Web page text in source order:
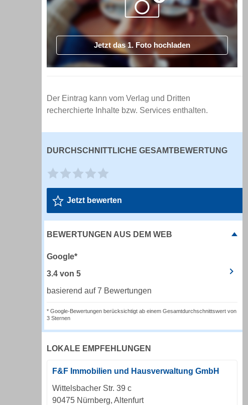
Jetzt das 1. Foto hochladen
Der Eintrag kann vom Verlag und Dritten
recherchierte Inhalte bzw. Services enthalten.
DURCHSCHNITTLICHE GESAMTBEWERTUNG
Jetzt bewerten
BEWERTUNGEN AUS DEM WEB
Google*
3.4 von 5
basierend auf 7 Bewertungen
* Google-Bewertungen berücksichtigt ab einem Gesamtdurchschnittswert von
3 Sternen
LOKALE EMPFEHLUNGEN
F&F Immobilien und Hausverwaltung GmbH
Wittelsbacher Str. 39 c
90475 Nürnberg, Altenfurt